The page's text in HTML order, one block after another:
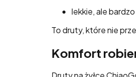
lekkie, ale
To druty, które nie
Komfort